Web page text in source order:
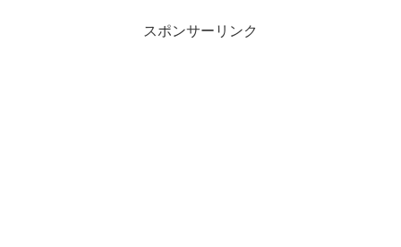
スポンサーリンク